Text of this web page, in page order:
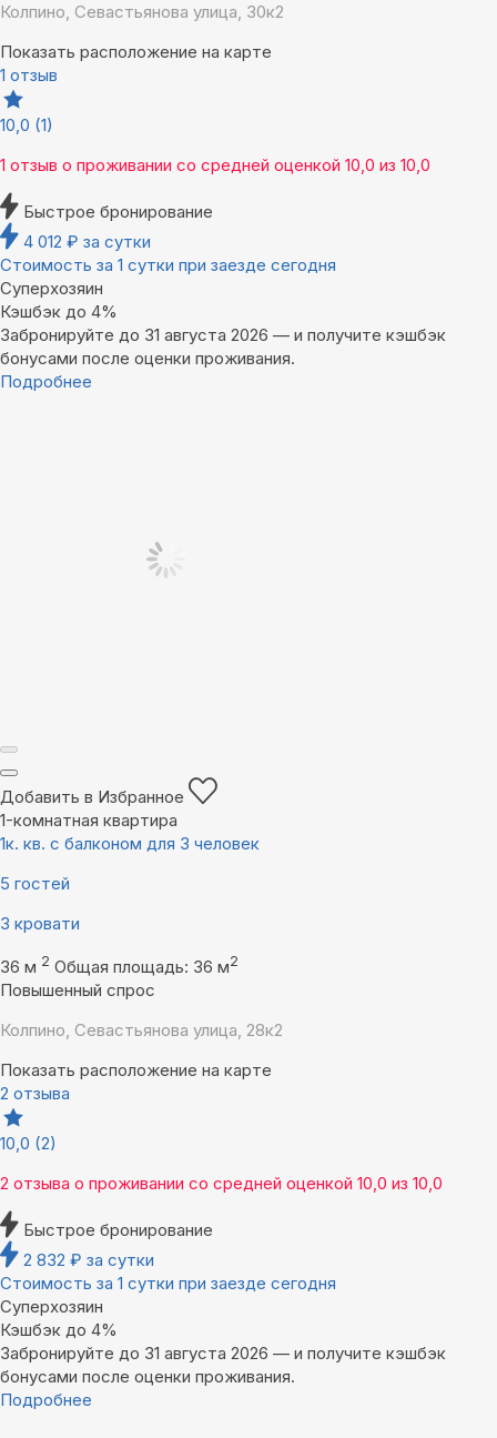
Колпино, Севастьянова улица, 30к2
Показать расположение на карте
1 отзыв
10,0 (1)
1 отзыв о проживании со средней оценкой 10,0 из 10,0
Быстрое бронирование
4 012 ₽ за сутки
Стоимость за 1 сутки при заезде сегодня
Суперхозяин
Кэшбэк до 4%
Забронируйте до 31 августа 2026 — и получите кэшбэк
бонусами после оценки проживания.
Подробнее
Добавить в Избранное
1-комнатная квартира
1к. кв. с балконом для 3 человек
5 гостей
3 кровати
36 м 2 Общая площадь: 36 м2
Повышенный спрос
Колпино, Севастьянова улица, 28к2
Показать расположение на карте
2 отзыва
10,0 (2)
2 отзыва о проживании со средней оценкой 10,0 из 10,0
Быстрое бронирование
2 832 ₽ за сутки
Стоимость за 1 сутки при заезде сегодня
Суперхозяин
Кэшбэк до 4%
Забронируйте до 31 августа 2026 — и получите кэшбэк
бонусами после оценки проживания.
Подробнее